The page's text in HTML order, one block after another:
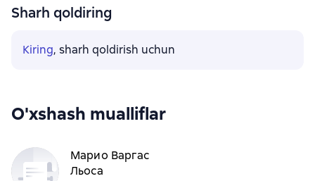
Sharh qoldiring
Kiring, sharh qoldirish uchun
O'xshash mualliflar
Марио Варгас
Льоса